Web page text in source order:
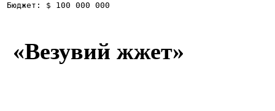
Бюджет: $ 100 000 000
«Везувий жжет»